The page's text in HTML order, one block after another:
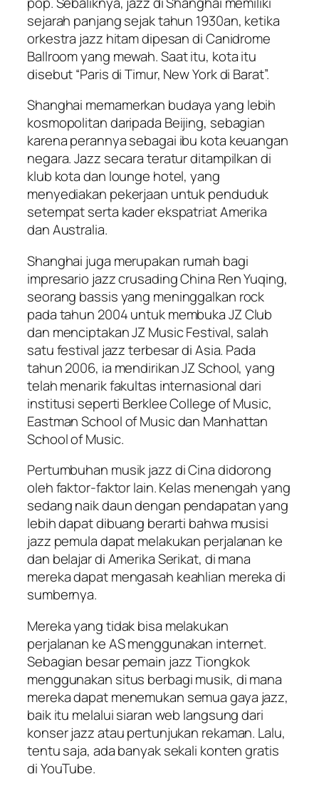
sejarah panjang sejak tahun 1930an, ketika
orkestra jazz hitam dipesan di Canidrome
Ballroom yang mewah. Saat itu, kota itu
disebut “Paris di Timur, New York di Barat”.
Shanghai memamerkan budaya yang lebih
kosmopolitan daripada Beijing, sebagian
karena perannya sebagai ibu kota keuangan
negara. Jazz secara teratur ditampilkan di
klub kota dan lounge hotel, yang
menyediakan pekerjaan untuk penduduk
setempat serta kader ekspatriat Amerika
dan Australia.
Shanghai juga merupakan rumah bagi
impresario jazz crusading China Ren Yuqing,
seorang bassis yang meninggalkan rock
pada tahun 2004 untuk membuka JZ Club
dan menciptakan JZ Music Festival, salah
satu festival jazz terbesar di Asia. Pada
tahun 2006, ia mendirikan JZ School, yang
telah menarik fakultas internasional dari
institusi seperti Berklee College of Music,
Eastman School of Music dan Manhattan
School of Music.
Pertumbuhan musik jazz di Cina didorong
oleh faktor-faktor lain. Kelas menengah yang
sedang naik daun dengan pendapatan yang
lebih dapat dibuang berarti bahwa musisi
jazz pemula dapat melakukan perjalanan ke
dan belajar di Amerika Serikat, di mana
mereka dapat mengasah keahlian mereka di
sumbernya.
Mereka yang tidak bisa melakukan
perjalanan ke AS menggunakan internet.
Sebagian besar pemain jazz Tiongkok
menggunakan situs berbagi musik, di mana
mereka dapat menemukan semua gaya jazz,
baik itu melalui siaran web langsung dari
konser jazz atau pertunjukan rekaman. Lalu,
tentu saja, ada banyak sekali konten gratis
di YouTube.